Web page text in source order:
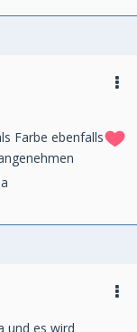
Farbe ebenfalls
und es wird